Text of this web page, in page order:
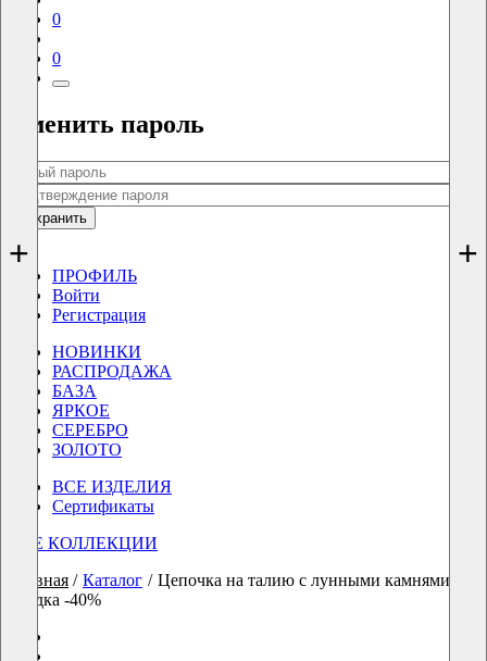
0
0
Сменить пароль
Сохранить
ПРОФИЛЬ
Войти
Регистрация
НОВИНКИ
РАСПРОДАЖА
БАЗА
ЯРКОЕ
СЕРЕБРО
ЗОЛОТО
ВСЕ ИЗДЕЛИЯ
Сертификаты
ВСЕ КОЛЛЕКЦИИ
Главная / Каталог / Цепочка на талию с лунными камнями
+
скидка -40%
+